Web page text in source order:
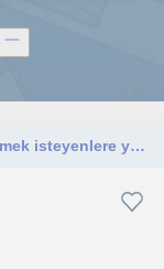
Konuşma becerilerini, telaffuzunu geliştirmek isteyenlere yardımcı olmak istiyorum :D IELTS Academic, speaking 8 skorum var